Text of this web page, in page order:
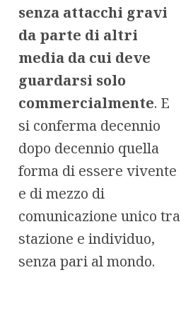
senza attacchi gravi
da parte di altri
media da cui deve
guardarsi solo
commercialmente. E
si conferma decennio
dopo decennio quella
forma di essere vivente
e di mezzo di
comunicazione unico tra
stazione e individuo,
senza pari al mondo.